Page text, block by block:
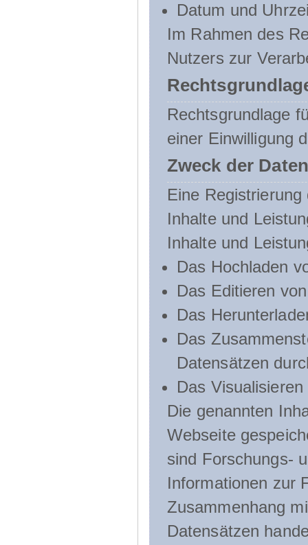
Datum und
Im Rahmen des
Nutzers zur
Rechtsgrundlage
einer Einwilligung
Zweck der
Eine
Inhalte und
Inhalte und
Das Hochladen
Das Editieren
Das
Das
Datensätzen
Das
Die genannten
Webseite
sind Forschungs-
Informationen zur
Zusammenhang
Datensätzen